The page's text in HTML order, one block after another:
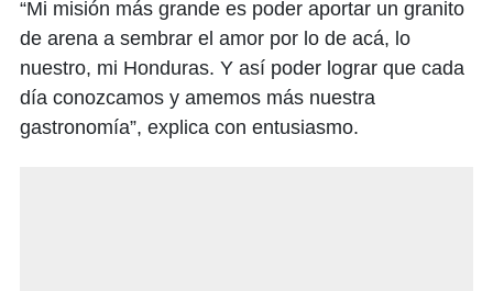
“Mi misión más grande es poder aportar un granito
de arena a sembrar el amor por lo de acá, lo
nuestro, mi Honduras. Y así poder lograr que cada
día conozcamos y amemos más nuestra
gastronomía”, explica con entusiasmo.